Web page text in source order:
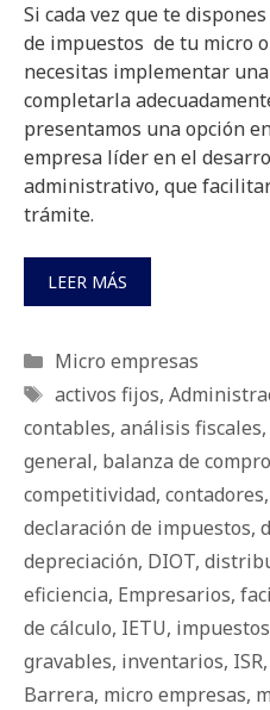
Si cada vez que te
de impuestos de tu micro
necesitas implementar
completarla
presentamos una opción
empresa líder en el
administrativo, que
trámite.
LEER MÁS
Categorías
Micro empresas
Etiquetas
activos fijos,
contables, análisis fiscales,
general, balanza de
competitividad, contadores,
declaración de impuestos,
depreciación, DIOT,
eficiencia, Empresarios,
de cálculo, IETU, impuestos
gravables, inventarios, ISR,
Barrera, micro empresas,